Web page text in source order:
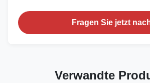
Fragen Sie jetzt
Verwandte